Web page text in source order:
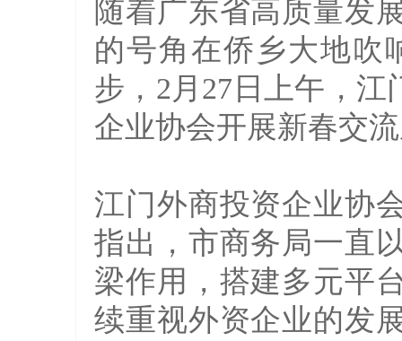
随着广东省高质量发
的号角在侨乡大地吹
步，2月27日上午，
企业协会开展新春交
江门外商投资企业协
指出，市商务局一直
梁作用，搭建多元平
续重视外资企业的发